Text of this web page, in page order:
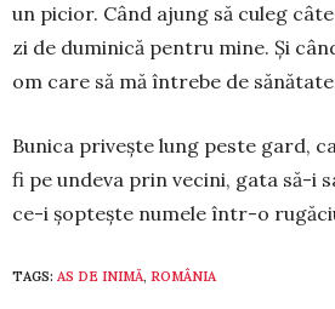
un pi­cior. Când ajung să cu­leg
zi de du­minică pen­tru mine. Și
om care să mă întrebe de
Bunica privește lung peste gard,
fi pe undeva prin vecini, ga­ta să-i
ce-i șop­­tește numele într-o
TAGS: AS DE INIMĂ, ROMÂNIA